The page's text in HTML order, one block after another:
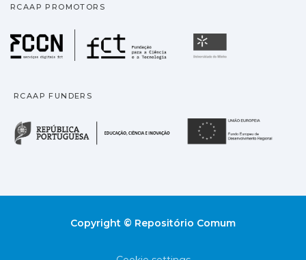
RCAAP PROMOTORS
Fundação para a
RCAAP FUNDERS
República Portuguesa
Copyright © Repositório Comum